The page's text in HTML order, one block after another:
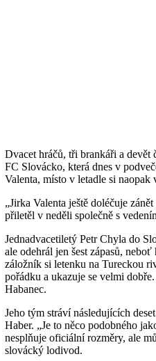
Dvacet hráčů, tři brankáři a
FC Slovácko, která dnes v
Valenta, místo v letadle si
„Jirka Valenta ještě doléčuje
přiletěl v neděli společně s
Jednadvacetiletý Petr Chyla do
ale odehrál jen šest zápasů,
záložník si letenku na Tureckou
pořádku a ukazuje se velmi
Habanec.
Jeho tým stráví následujících
Haber. „Je to něco podobného
nesplňuje oficiální rozměry, ale
slovácký lodivod.